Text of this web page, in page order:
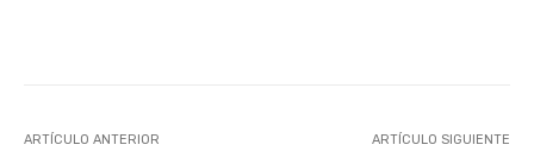
ARTÍCULO ANTERIOR ARTÍCULO SIGUIENTE